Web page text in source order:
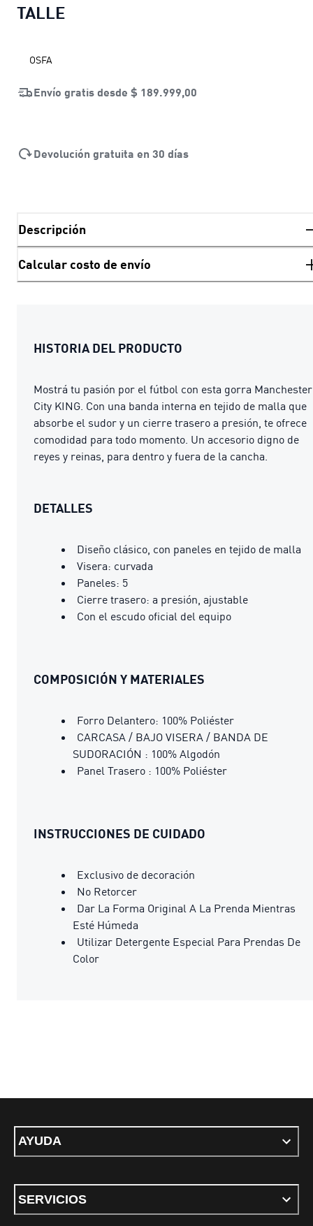
TALLE
OSFA
Envío gratis desde $ 189.999,00
Devolución gratuita en 30 días
Descripción
Calcular costo de envío
HISTORIA DEL PRODUCTO
Mostrá tu pasión por el fútbol con esta gorra Manchester
City KING. Con una banda interna en tejido de malla que
absorbe el sudor y un cierre trasero a presión, te ofrece
comodidad para todo momento. Un accesorio digno de
reyes y reinas, para dentro y fuera de la cancha.
DETALLES
Diseño clásico, con paneles en tejido de malla
Visera: curvada
Paneles: 5
Cierre trasero: a presión, ajustable
Con el escudo oficial del equipo
COMPOSICIÓN Y MATERIALES
Forro Delantero: 100% Poliéster
CARCASA / BAJO VISERA / BANDA DE
SUDORACIÓN : 100% Algodón
Panel Trasero : 100% Poliéster
INSTRUCCIONES DE CUIDADO
Exclusivo de decoración
No Retorcer
Dar La Forma Original A La Prenda Mientras
Esté Húmeda
Utilizar Detergente Especial Para Prendas De
Color
AYUDA
SERVICIOS